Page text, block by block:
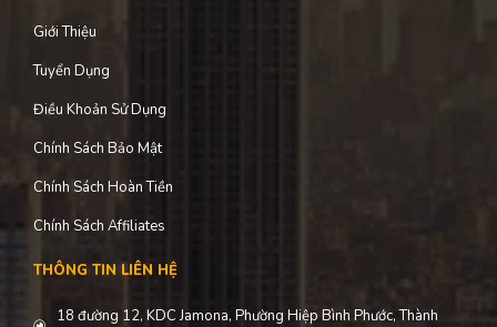
Giới Thiệu
Tuyển Dụng
Điều Khoản Sử Dụng
Chính Sách Bảo Mật
Chính Sách Hoàn Tiền
Chính Sách Affiliates
THÔNG TIN LIÊN HỆ
18 đường 12, KDC Jamona, Phường Hiệp Bình Phước, Thành